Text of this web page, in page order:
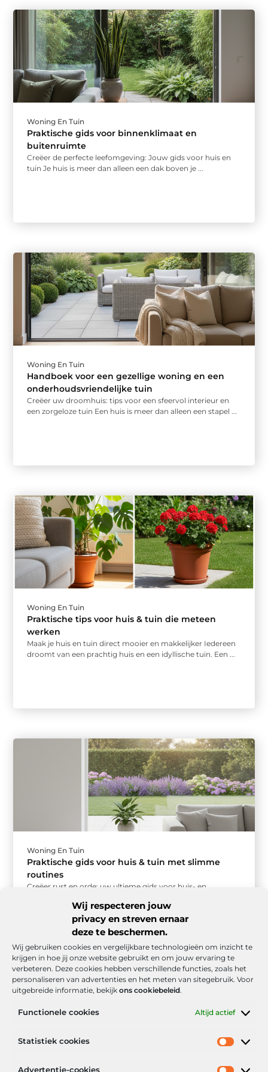
Wij respecteren jouw
privacy en streven ernaar
deze te beschermen.
Wij gebruiken cookies en vergelijkbare technologieën om inzicht te
krijgen in hoe jij onze website gebruikt en om jouw ervaring te
verbeteren. Deze cookies hebben verschillende functies, zoals het
personaliseren van advertenties en het meten van sitegebruik. Voor
uitgebreide informatie, bekijk ons cookiebeleid.
Functionele cookies Altijd actief
Statistiek cookies
Advertentie-cookies
Woning En Tuin
Praktische gids voor binnenklimaat en
buitenruimte
Creëer de perfecte leefomgeving: Jouw gids voor huis en
tuin Je huis is meer dan alleen een dak boven je ...
Woning En Tuin
Handboek voor een gezellige woning en een
onderhoudsvriendelijke tuin
Creëer uw droomhuis: tips voor een sfeervol interieur en
een zorgeloze tuin Een huis is meer dan alleen een stapel ...
Woning En Tuin
Praktische tips voor huis & tuin die meteen
werken
Maak je huis en tuin direct mooier en makkelijker Iedereen
droomt van een prachtig huis en een idyllische tuin. Een ...
Woning En Tuin
Praktische gids voor huis & tuin met slimme
routines
Creëer rust en orde: uw ultieme gids voor huis- en
Onze informatie